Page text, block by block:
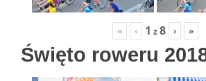
« ‹ 1 z8 › »
Święto roweru